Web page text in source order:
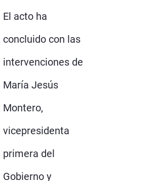
El acto ha
concluido con las
intervenciones de
María Jesús
Montero,
vicepresidenta
primera del
Gobierno y